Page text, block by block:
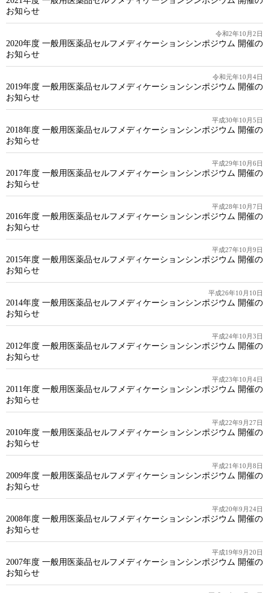
お知らせ
令和2年10月2日
2020年度 一般用医薬品セルフメディケーションシンポジウム 開催の
お知らせ
令和元年10月4日
2019年度 一般用医薬品セルフメディケーションシンポジウム 開催の
お知らせ
平成30年10月5日
2018年度 一般用医薬品セルフメディケーションシンポジウム 開催の
お知らせ
平成29年10月6日
2017年度 一般用医薬品セルフメディケーションシンポジウム 開催の
お知らせ
平成28年10月7日
2016年度 一般用医薬品セルフメディケーションシンポジウム 開催の
お知らせ
平成27年10月9日
2015年度 一般用医薬品セルフメディケーションシンポジウム 開催の
お知らせ
平成26年10月10日
2014年度 一般用医薬品セルフメディケーションシンポジウム 開催の
お知らせ
平成24年10月3日
2012年度 一般用医薬品セルフメディケーションシンポジウム 開催の
お知らせ
平成23年10月4日
2011年度 一般用医薬品セルフメディケーションシンポジウム 開催の
お知らせ
平成22年9月27日
2010年度 一般用医薬品セルフメディケーションシンポジウム 開催の
お知らせ
平成21年10月8日
2009年度 一般用医薬品セルフメディケーションシンポジウム 開催の
お知らせ
平成20年9月24日
2008年度 一般用医薬品セルフメディケーションシンポジウム 開催の
お知らせ
平成19年9月20日
2007年度 一般用医薬品セルフメディケーションシンポジウム 開催の
お知らせ